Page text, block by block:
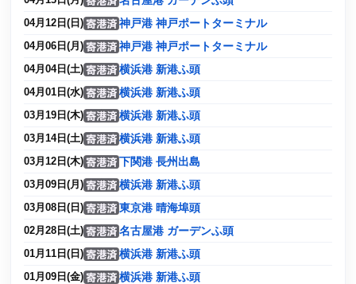
04月12日(日) 神戸港 神戸ポートターミナル
04月06日(月) 神戸港 神戸ポートターミナル
04月04日(土) 横浜港 新港ふ頭
04月01日(水) 横浜港 新港ふ頭
03月19日(木) 横浜港 新港ふ頭
03月14日(土) 横浜港 新港ふ頭
03月12日(木) 下関港 長州出島
03月09日(月) 横浜港 新港ふ頭
03月08日(日) 東京港 晴海埠頭
02月28日(土) 名古屋港 ガーデンふ頭
01月11日(日) 横浜港 新港ふ頭
01月09日(金) 横浜港 新港ふ頭